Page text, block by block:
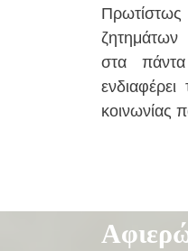
ζητημάτων
στα
κοινωνίας